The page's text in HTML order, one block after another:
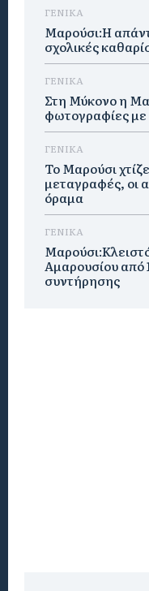
ΓΕΝΙΚΑ
Μαρούσι:Η
σχολικές
ΓΕΝΙΚΑ
Στη Μύκονο η
φωτογραφίες με
ΓΕΝΙΚΑ
Το Μαρούσι
μεταγραφές, οι
όραμα
ΓΕΝΙΚΑ
Αμαρουσίου από
συντήρησης